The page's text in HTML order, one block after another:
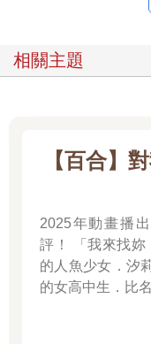
相關主題
【百合】
2025年動畫播
評！ 「我來找妳
的人魚少女．汐
的女高中生．比